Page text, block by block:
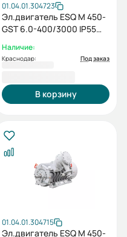
01.04.01.304723
Эл.двигатель ESQ M 450-
GST 6.0-400/3000 IP55
Наличие:
Краснодар: Под заказ
В корзину
01.04.01.304715
Эл.двигатель ESQ M 450-